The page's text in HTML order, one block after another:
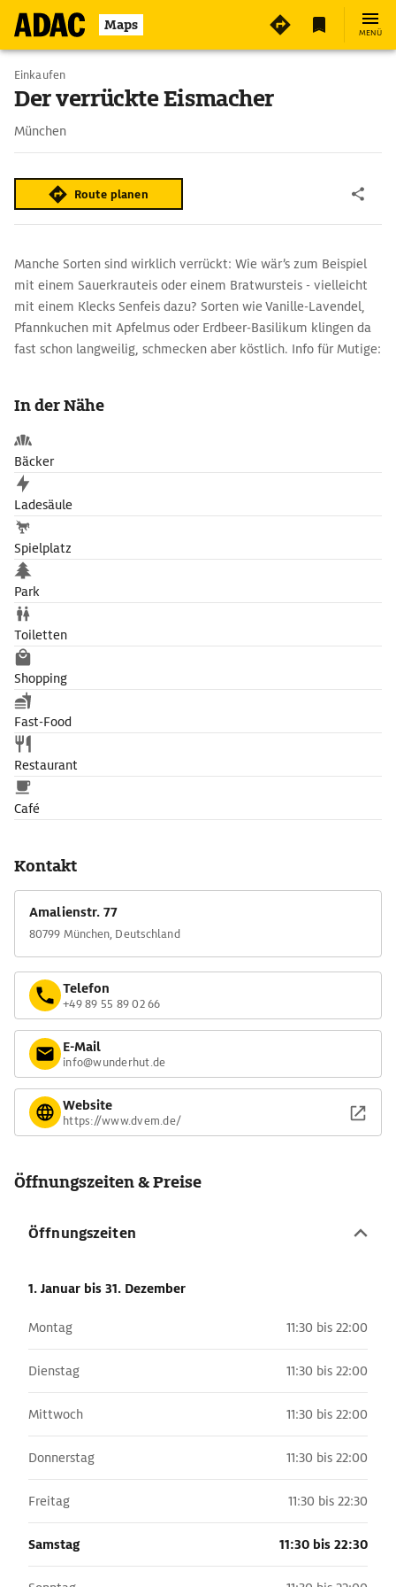
Maps MENÜ
Einkaufen
Der verrückte Eismacher
München
Route planen
Manche Sorten sind wirklich verrückt: Wie wär’s zum Beispiel
mit einem Sauerkrauteis oder einem Bratwursteis - vielleicht
mit einem Klecks Senfeis dazu? Sorten wie Vanille-Lavendel,
Pfannkuchen mit Apfelmus oder Erdbeer-Basilikum klingen da
fast schon langweilig, schmecken aber köstlich. Info für Mutige:
Vitrine.
In der Nähe
Bäcker
Ladesäule
Spielplatz
Park
Toiletten
Shopping
Fast-Food
Restaurant
Café
Kontakt
Amalienstr. 77
80799 München, Deutschland
Telefon
+49 89 55 89 02 66
E-Mail
info@wunderhut.de
Website
https://www.dvem.de/
Öffnungszeiten & Preise
Öffnungszeiten
1. Januar bis 31. Dezember
Montag 11:30 bis 22:00
Dienstag 11:30 bis 22:00
Mittwoch 11:30 bis 22:00
Donnerstag 11:30 bis 22:00
Freitag 11:30 bis 22:30
Samstag 11:30 bis 22:30